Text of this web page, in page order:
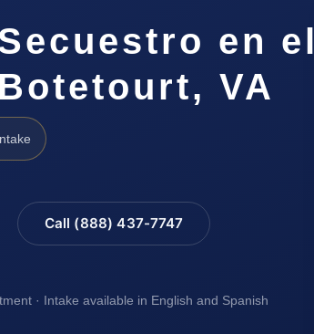
en el
VA
Call (888) 437-7747
· Intake available in English and Spanish